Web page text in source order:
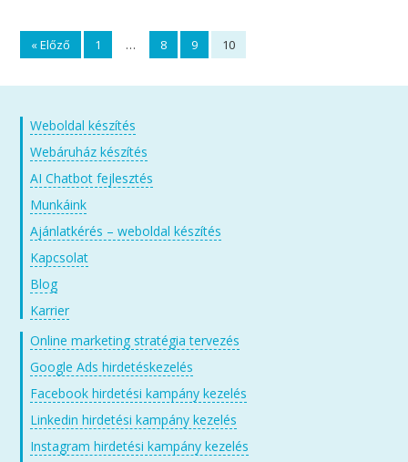
« Előző 1 … 8 9 10
Weboldal készítés
Webáruház készítés
AI Chatbot fejlesztés
Munkáink
Ajánlatkérés – weboldal készítés
Kapcsolat
Blog
Karrier
Online marketing stratégia tervezés
Google Ads hirdetéskezelés
Facebook hirdetési kampány kezelés
Linkedin hirdetési kampány kezelés
Instagram hirdetési kampány kezelés